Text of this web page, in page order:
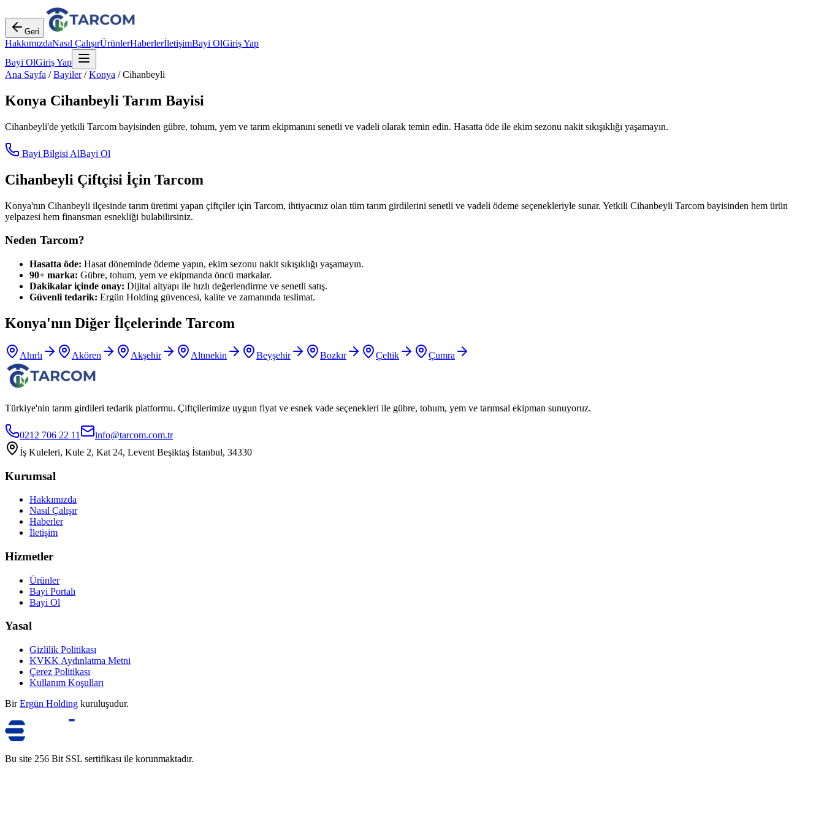
Geri
HakkımızdaNasıl ÇalışırÜrünlerHaberlerİletişimBayi OlGiriş Yap
Bayi OlGiriş Yap
Ana Sayfa /Bayiler/Konya /Cihanbeyli
Konya Cihanbeyli Tarım Bayisi
Cihanbeyli'de yetkili Tarcom bayisinden gübre, tohum, yem ve tarım ekipmanını senetli ve vadeli olarak temin edin. Hasatta öde ile ekim sezonu nakit sıkışıklığı yaşamayın.
Bayi Bilgisi AlBayi Ol
Cihanbeyli Çiftçisi İçin Tarcom
Konya'nın Cihanbeyli ilçesinde tarım üretimi yapan çiftçiler için Tarcom, ihtiyacınız olan tüm tarım girdilerini senetli ve vadeli ödeme seçenekleriyle sunar. Yetkili Cihanbeyli Tarcom bayisinden hem ürün
yelpazesi hem finansman esnekliği bulabilirsiniz.
Neden Tarcom?
Hasatta öde: Hasat döneminde ödeme yapın, ekim sezonu nakit sıkışıklığı yaşamayın.
90+ marka: Gübre, tohum, yem ve ekipmanda öncü markalar.
Dakikalar içinde onay: Dijital altyapı ile hızlı değerlendirme ve senetli satış.
Güvenli tedarik: Ergün Holding güvencesi, kalite ve zamanında teslimat.
Konya'nın Diğer İlçelerinde Tarcom
Ahırlı Akören Akşehir Altınekin Beyşehir Bozkır Çeltik Çumra
Türkiye'nin tarım girdileri tedarik platformu. Çiftçilerimize uygun fiyat ve esnek vade seçenekleri ile gübre, tohum, yem ve tarımsal ekipman sunuyoruz.
0212 706 22 11
info@tarcom.com.tr
İş Kuleleri, Kule 2, Kat 24, Levent Beşiktaş İstanbul, 34330
Kurumsal
Hakkımızda
Nasıl Çalışır
Haberler
İletişim
Hizmetler
Ürünler
Bayi Portalı
Bayi Ol
Yasal
Gizlilik Politikası
KVKK Aydınlatma Metni
Çerez Politikası
Kullanım Koşulları
Bir Ergün Holding kuruluşudur.
Bu site 256 Bit SSL sertifikası ile korunmaktadır.